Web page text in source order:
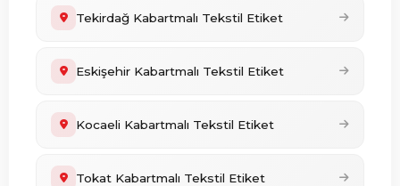
Tekirdağ Kabartmalı Tekstil Etiket
Eskişehir Kabartmalı Tekstil Etiket
Kocaeli Kabartmalı Tekstil Etiket
Tokat Kabartmalı Tekstil Etiket